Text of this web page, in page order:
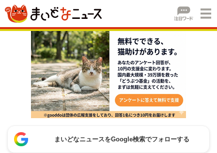
まいどなニュースをGoogle検索でフォローする